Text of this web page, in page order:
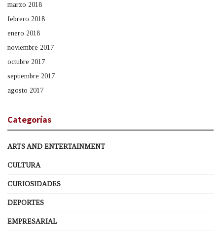
marzo 2018
febrero 2018
enero 2018
noviembre 2017
octubre 2017
septiembre 2017
agosto 2017
Categorías
ARTS AND ENTERTAINMENT
CULTURA
CURIOSIDADES
DEPORTES
EMPRESARIAL